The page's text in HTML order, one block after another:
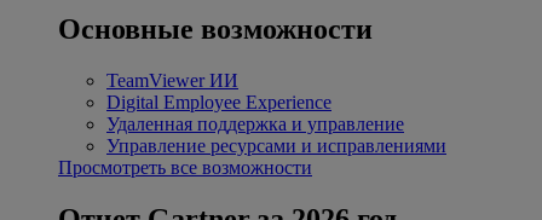
Основные возможности
TeamViewer ИИ
Digital Employee Experience
Удаленная поддержка и управление
Управление ресурсами и исправлениями
Просмотреть все возможности